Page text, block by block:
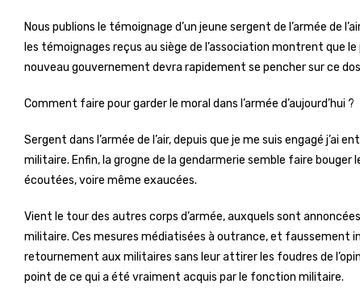
Nous publions le témoignage d’un jeune sergent de l’armée de
les témoignages reçus au siège de l’association montrent que
nouveau gouvernement devra rapidement se pencher sur ce
Comment faire pour garder le moral dans l’armée d’aujourd’hui ?
Sergent dans l’armée de l’air, depuis que je me suis engagé j’ai
militaire. Enfin, la grogne de la gendarmerie semble faire
écoutées, voire même exaucées.
Vient le tour des autres corps d’armée, auxquels sont
militaire. Ces mesures médiatisées à outrance, et faussement
retournement aux militaires sans leur attirer les foudres de
point de ce qui a été vraiment acquis par le fonction militaire.